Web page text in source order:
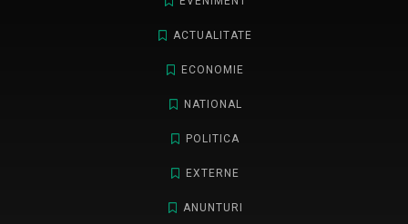
ACTUALITATE
ECONOMIE
NATIONAL
POLITICA
EXTERNE
ANUNTURI